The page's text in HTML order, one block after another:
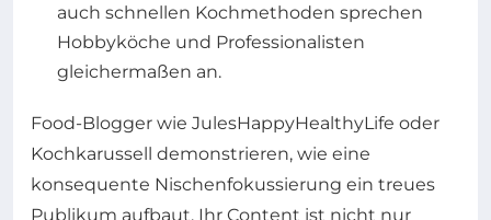
auch schnellen Kochmethoden sprechen
Hobbyköche und Professionalisten
gleichermaßen an.
Food-Blogger wie JulesHappyHealthyLife oder
Kochkarussell demonstrieren, wie eine
konsequente Nischenfokussierung ein treues
Publikum aufbaut. Ihr Content ist nicht nur